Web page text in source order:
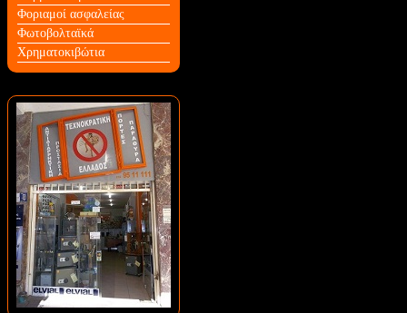
Φοριαμοί ασφαλείας
Φωτοβολταϊκά
Χρηματοκιβώτια